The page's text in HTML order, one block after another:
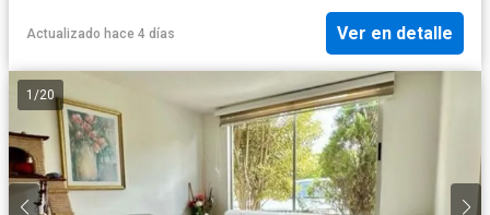
Actualizado hace 4 días Ver en detalle
1 /20